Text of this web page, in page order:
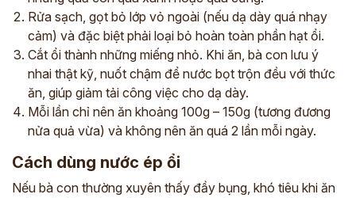
Rửa sạch, gọt bỏ lớp vỏ ngoài (nếu dạ dày quá nhạy
cảm) và đặc biệt phải loại bỏ hoàn toàn phần hạt ổi.
Cắt ổi thành những miếng nhỏ. Khi ăn, bà con lưu ý
nhai thật kỹ, nuốt chậm để nước bọt trộn đều với thức
ăn, giúp giảm tải công việc cho dạ dày.
Mỗi lần chỉ nên ăn khoảng 100g – 150g (tương đương
nửa quả vừa) và không nên ăn quá 2 lần mỗi ngày.
Cách dùng nước ép ổi
Nếu bà con thường xuyên thấy đầy bụng, khó tiêu khi ăn